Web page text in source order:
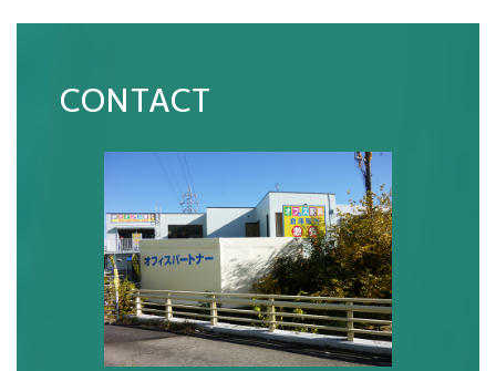
CONTACT